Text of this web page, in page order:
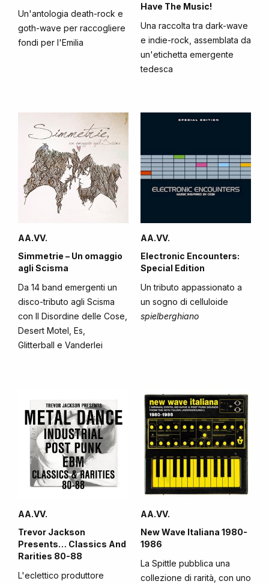
Un'antologia death-rock e
goth-wave per raccogliere
fondi per l'Emilia
Have The Music!
Una raccolta tra dark-wave
e indie-rock, assemblata da
un'etichetta emergente
tedesca
AA.VV.
Simmetrie – Un omaggio
agli Scisma
Da 14 band emergenti un
disco-tributo agli Scisma
con Il Disordine delle Cose,
Desert Motel, Es,
Glitterball e Vanderlei
AA.VV.
Electronic Encounters:
Special Edition
Un tributo appassionato a
un sogno di celluloide
spielberghiano
AA.VV.
Trevor Jackson
Presents… Classics And
Rarities 80-88
L'eclettico produttore
AA.VV.
New Wave Italiana 1980-
1986
La Spittle pubblica una
collezione di rarità, con uno